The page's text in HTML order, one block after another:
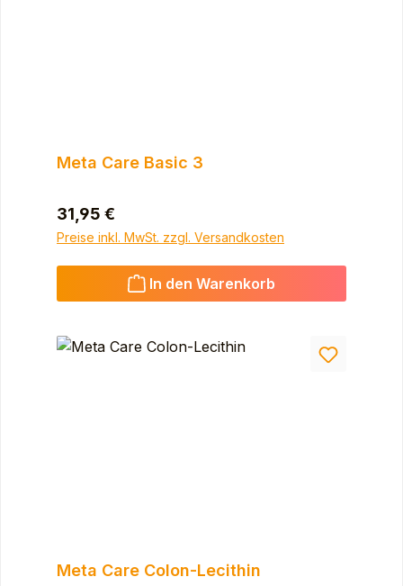
Meta Care Basic 3
Regulärer Preis:
31,95 €
Preise inkl. MwSt. zzgl. Versandkosten
In den Warenkorb
Meta Care Colon-Lecithin